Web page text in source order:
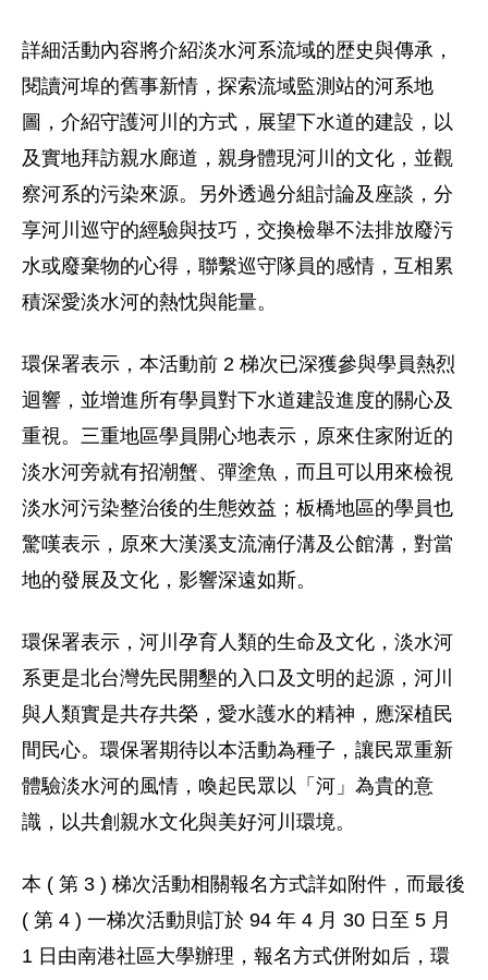
詳細活動內容將介紹淡水河系流域的歴史與傳承，
閱讀河埠的舊事新情，探索流域監測站的河系地
圖，介紹守護河川的方式，展望下水道的建設，以
及實地拜訪親水廊道，親身體現河川的文化，並觀
察河系的污染來源。另外透過分組討論及座談，分
享河川巡守的經驗與技巧，交換檢舉不法排放廢污
水或廢棄物的心得，聯繫巡守隊員的感情，互相累
積深愛淡水河的熱忱與能量。
環保署表示，本活動前 2 梯次已深獲參與學員熱烈
迴響，並增進所有學員對下水道建設進度的關心及
重視。三重地區學員開心地表示，原來住家附近的
淡水河旁就有招潮蟹、彈塗魚，而且可以用來檢視
淡水河污染整治後的生態效益；板橋地區的學員也
驚嘆表示，原來大漢溪支流湳仔溝及公館溝，對當
地的發展及文化，影響深遠如斯。
環保署表示，河川孕育人類的生命及文化，淡水河
系更是北台灣先民開墾的入口及文明的起源，河川
與人類實是共存共榮，愛水護水的精神，應深植民
間民心。環保署期待以本活動為種子，讓民眾重新
體驗淡水河的風情，喚起民眾以「河」為貴的意
識，以共創親水文化與美好河川環境。
本 ( 第 3 ) 梯次活動相關報名方式詳如附件，而最後
( 第 4 ) 一梯次活動則訂於 94 年 4 月 30 日至 5 月
1 日由南港社區大學辦理，報名方式併附如后，環